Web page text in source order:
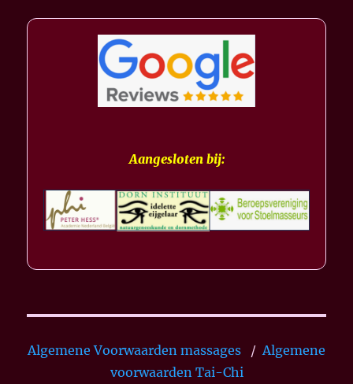
Aangesloten bij:
Algemene Voorwaarden massages / Algemene
voorwaarden Tai-Chi